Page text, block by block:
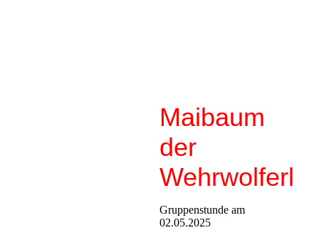
Maibaum
der
Wehrwolferl
Gruppenstunde am
02.05.2025